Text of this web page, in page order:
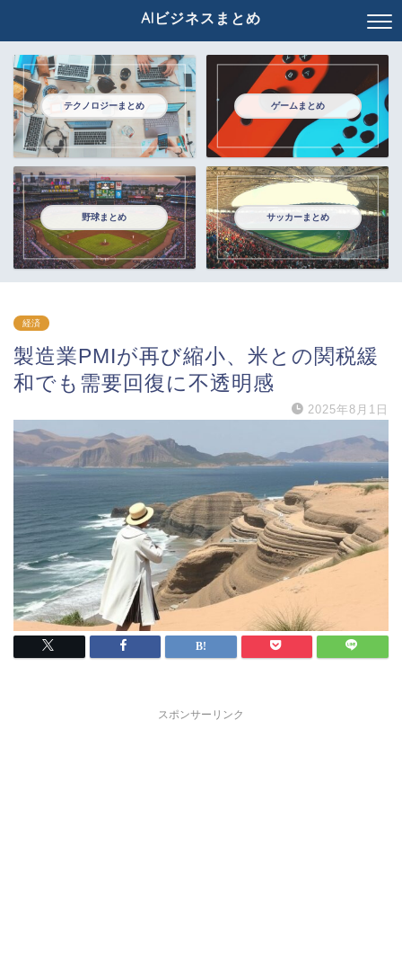
AIビジネスまとめ
テクノロジーまとめ ゲームまとめ
野球まとめ サッカーまとめ
経済
製造業PMIが再び縮小、米との関税緩
和でも需要回復に不透明感
2025年8月1日
スポンサーリンク